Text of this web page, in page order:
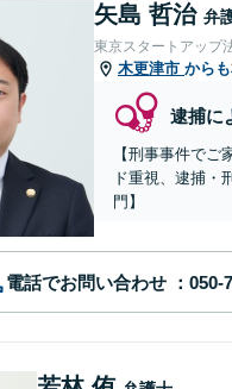
矢島 哲治 弁
東京スタートアップ
木更津市 から
逮捕に
【刑事事件で
ド重視、逮捕・
門】
電話でお問い合わせ